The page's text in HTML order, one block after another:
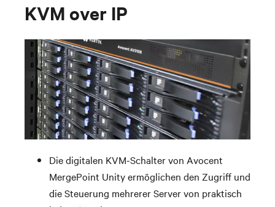
KVM over IP
Die digitalen KVM-Schalter von Avocent
MergePoint Unity ermöglichen den Zugriff und
die Steuerung mehrerer Server von praktisch